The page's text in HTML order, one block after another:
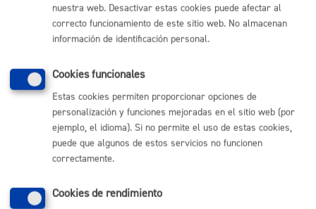
ONLINE
PRESENCIAL
MÁQUINA
Volver al índice Volver atrás
Sebastián
nuestra web. Desactivar estas cookies puede afectar al
correcto funcionamiento de este sitio web. No almacenan
información de identificación personal.
Cookies funcionales
Estas cookies permiten proporcionar opciones de
personalización y funciones mejoradas en el sitio web (por
ejemplo, el idioma). Si no permite el uso de estas cookies,
puede que algunos de estos servicios no funcionen
correctamente.
Cookies de rendimiento